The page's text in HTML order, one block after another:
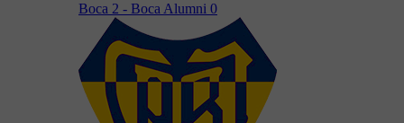
Boca 2 - Boca Alumni 0